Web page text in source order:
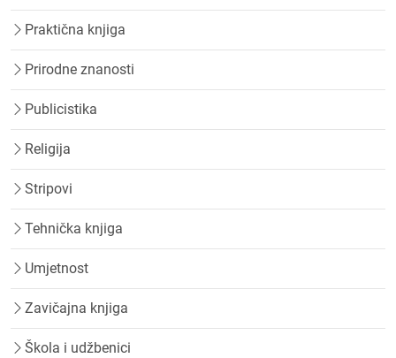
Praktična knjiga
Prirodne znanosti
Publicistika
Religija
Stripovi
Tehnička knjiga
Umjetnost
Zavičajna knjiga
Škola i udžbenici